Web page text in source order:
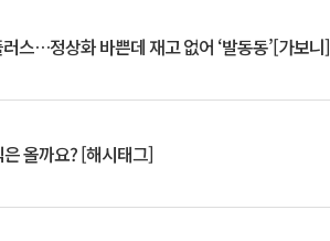
스…정상화 바쁜데 재고 없어 ‘발동동’[가보니]
올까요? [해시태그]